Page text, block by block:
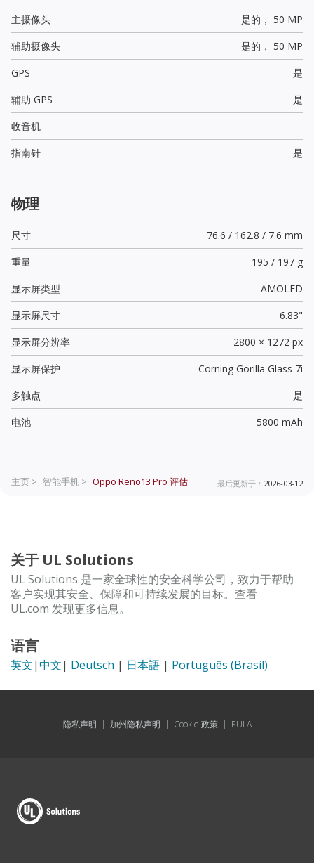
主摄像头
是的， 50 MP
辅助摄像头
是的， 50 MP
GPS
是
辅助 GPS
是
收音机
指南针
是
物理
尺寸
76.6 / 162.8 / 7.6 mm
重量
195 / 197 g
显示屏类型
AMOLED
显示屏尺寸
6.83"
显示屏分辨率
2800 × 1272 px
显示屏保护
Corning Gorilla Glass 7i
多触点
是
电池
5800 mAh
主页 > 智能手机 > Oppo Reno13 Pro 评估 最后更新于： 2026-03-12
关于 UL Solutions
UL Solutions 是一家全球性的安全科学公司，致力于帮助
客户实现其安全、保障和可持续发展的目标。查看
UL.com 发现更多信息。
语言
英文|中文| Deutsch | 日本語 | Português (Brasil)
隐私声明 | 加州隐私声明 | Cookie 政策| EULA